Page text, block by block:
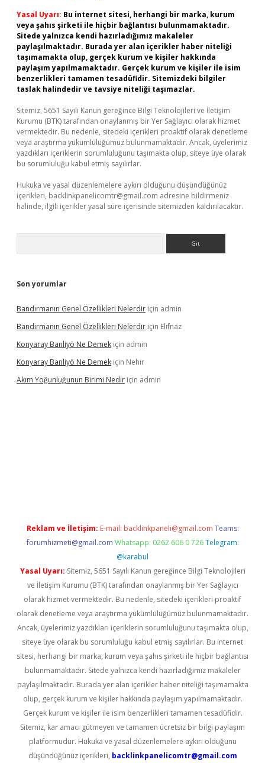
Yasal Uyarı: Bu internet sitesi, herhangi bir marka, kurum
veya şahıs şirketi ile hiçbir bağlantısı bulunmamaktadır.
Sitede yalnızca kendi hazırladığımız makaleler
paylaşılmaktadır. Burada yer alan içerikler haber niteliği
taşımamakta olup, gerçek kurum ve kişiler hakkında
paylaşım yapılmamaktadır. Gerçek kurum ve kişiler ile isim
benzerlikleri tamamen tesadüfidir. Sitemizdeki bilgiler
taslak halindedir ve tavsiye niteliği taşımazlar.
Sitemiz, 5651 Sayılı Kanun gereğince Bilgi Teknolojileri ve İletişim
Kurumu (BTK) tarafından onaylanmış bir Yer Sağlayıcı olarak hizmet
vermektedir. Bu nedenle, sitedeki içerikleri proaktif olarak denetleme
veya araştırma yükümlülüğümüz bulunmamaktadır. Ancak, üyelerimiz
yazdıkları içeriklerin sorumluluğunu taşımakta olup, siteye üye olarak
bu sorumluluğu kabul etmiş sayılırlar.
Hukuka ve yasal düzenlemelere aykırı olduğunu düşündüğünüz
içerikleri, backlinkpanelicomtr@gmail.com adresine bildirmeniz
halinde, ilgili içerikler yasal süre içerisinde sitemizden kaldırılacaktır.
Son yorumlar
Bandırmanın Genel Özellikleri Nelerdir için admin
Bandırmanın Genel Özellikleri Nelerdir için Elifnaz
Konyaray Banliyö Ne Demek için admin
Konyaray Banliyö Ne Demek için Nehir
Akım Yoğunluğunun Birimi Nedir için admin
Reklam ve İletişim: E-mail: backlinkpaneli@gmail.com Teams:
forumhizmeti@gmail.com Whatsapp: 0262 606 0 726 Telegram:
@karabul
Yasal Uyarı: Sitemiz, 5651 Sayılı Kanun gereğince Bilgi Teknolojileri
ve İletişim Kurumu (BTK) tarafından onaylanmış bir Yer Sağlayıcı
olarak hizmet vermektedir. Bu nedenle, sitedeki içerikleri proaktif
olarak denetleme veya araştırma yükümlülüğümüz bulunmamaktadır.
Ancak, üyelerimiz yazdıkları içeriklerin sorumluluğunu taşımakta olup,
siteye üye olarak bu sorumluluğu kabul etmiş sayılırlar. Bu internet
sitesi, herhangi bir marka, kurum veya şahıs şirketi ile hiçbir bağlantısı
bulunmamaktadır. Sitede yalnızca kendi hazırladığımız makaleler
paylaşılmaktadır. Burada yer alan içerikler haber niteliği taşımamakta
olup, gerçek kurum ve kişiler hakkında paylaşım yapılmamaktadır.
Gerçek kurum ve kişiler ile isim benzerlikleri tamamen tesadüfidir.
Sitemiz, kar amacı gütmeyen ve tamamen ücretsiz bir bilgi paylaşım
platformudur. Hukuka ve yasal düzenlemelere aykırı olduğunu
düşündüğünüz içerikleri, backlinkpanelicomtr@gmail.com